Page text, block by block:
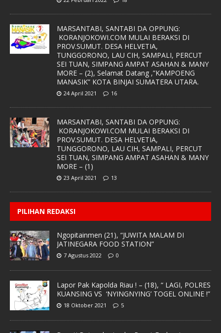
MARSANTABI, SANTABI DA OPPUNG:
KORANJOKOWI.COM MULAI BERAKSI DI
PROV.SUMUT. DESA HELVETIA,
TUNGGORONO, LAU CIH, SAMPALI, PERCUT
SEI TUAN, SIMPANG AMPAT ASAHAN & MANY
MORE – (2), Selamat Datang ,”KAMPOENG
MANASIK” KOTA BINJAI SUMATERA UTARA.
24 April 2021 16
MARSANTABI, SANTABI DA OPPUNG:
KORANJOKOWI.COM MULAI BERAKSI DI
PROV.SUMUT. DESA HELVETIA,
TUNGGORONO, LAU CIH, SAMPALI, PERCUT
SEI TUAN, SIMPANG AMPAT ASAHAN & MANY
MORE – (1)
23 April 2021 13
PILIHAN REDAKSI
Ngopitainmen (21), “JUWITA MALAM DI
JATINEGARA FOOD STATION”
7 Agustus 2022 0
Lapor Pak Kapolda Riau ! – (18), “ LAGI, POLRES
KUANSING VS ‘NYINGNYING’ TOGEL ONLINE !”
18 Oktober 2021 5